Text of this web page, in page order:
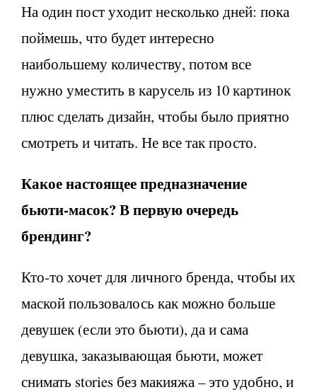
На один пост уходит несколько дней: пока
поймешь, что будет интересно
наибольшему количеству, потом все
нужно уместить в карусель из 10 картинок
плюс сделать дизайн, чтобы было приятно
смотреть и читать. Не все так просто.
Какое настоящее предназначение
бьюти-масок? В первую очередь
брендинг?
Кто-то хочет для личного бренда, чтобы их
маской пользовалось как можно больше
девушек (если это бьюти), да и сама
девушка, заказывающая бьюти, может
снимать stories без макияжа – это удобно, и